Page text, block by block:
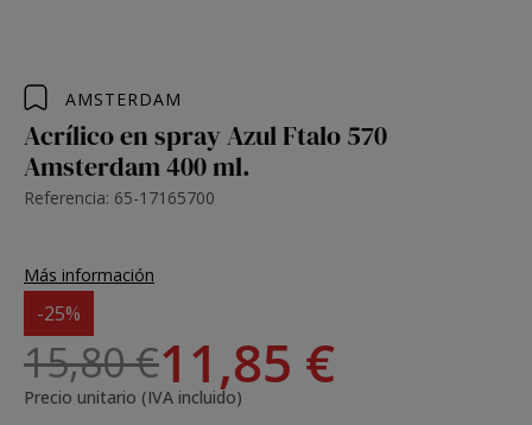
AMSTERDAM
Acrílico en spray Azul Ftalo 570
Amsterdam 400 ml.
Referencia: 65-17165700
Más información
-25%
15,80 €11,85 €
Precio unitario (IVA incluido)